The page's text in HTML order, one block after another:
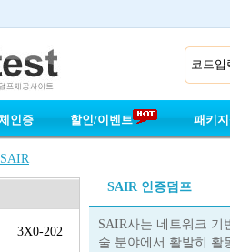
인증 할인/이벤트 패키
SAIR
3X0-202
SAIR 인증덤프
SAIR사는 네트워크 기
술 분야에서 활발히 활